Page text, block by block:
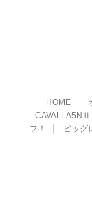
HOME
フ！
ビッグ